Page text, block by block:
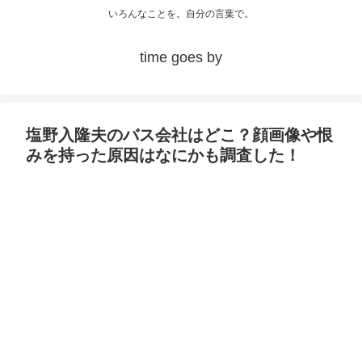
いろんなことを。自分の言葉で。
time goes by
塩野入隆夫のバス会社はどこ？顔画像や恨
みを持った原因はなにかも調査した！